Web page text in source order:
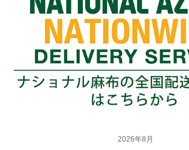
2026年8月